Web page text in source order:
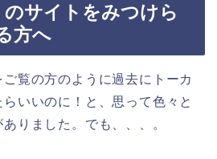
サイトをみつけら
方へ
覧の方のように過去にトーカ
いいのに！と、思って色々と
りました。でも、、、。